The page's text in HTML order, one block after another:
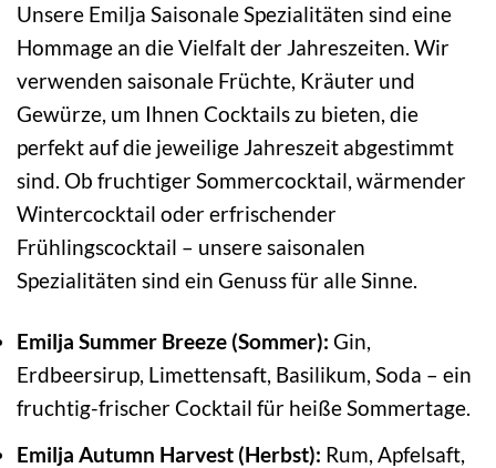
Unsere Emilja Saisonale Spezialitäten sind eine
Hommage an die Vielfalt der Jahreszeiten. Wir
verwenden saisonale Früchte, Kräuter und
Gewürze, um Ihnen Cocktails zu bieten, die
perfekt auf die jeweilige Jahreszeit abgestimmt
sind. Ob fruchtiger Sommercocktail, wärmender
Wintercocktail oder erfrischender
Frühlingscocktail – unsere saisonalen
Spezialitäten sind ein Genuss für alle Sinne.
Emilja Summer Breeze (Sommer): Gin,
Erdbeersirup, Limettensaft, Basilikum, Soda – ein
fruchtig-frischer Cocktail für heiße Sommertage.
Emilja Autumn Harvest (Herbst): Rum, Apfelsaft,